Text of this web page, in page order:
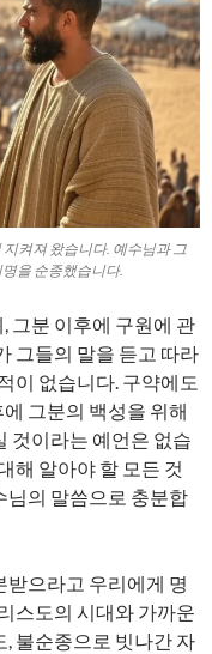
켜져 왔습니다. 예수님과 그
을 순종했습니다.
그분 이후에 구원에 관
그들의 말을 듣고 따라
이 없습니다. 구약에도
그분의 백성을 위해
것이라는 예언은 없습
해 알아야 할 모든 것
님의 말씀으로 충분합
으라고 우리에게 명
스도의 시대와 가까운
불순종으로 빗나간 자